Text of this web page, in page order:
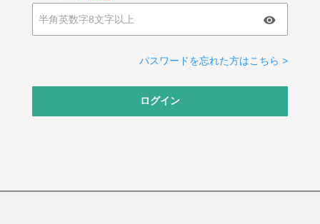
パスワードを忘れた方はこちら >
ログイン